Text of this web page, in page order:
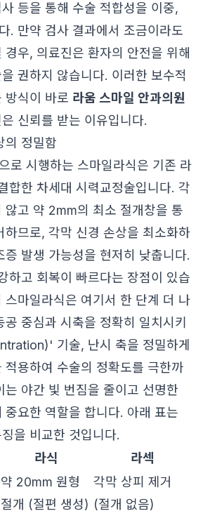
등을 통해 수술 적합성을 이중,
. 만약 검사 결과에서 조금이라도
우, 의료진은 환자의 안전을 위해
권하지 않습니다. 이러한 보수적
방식이 바로 라움 스마일 안과의원
신뢰를 받는 이유입니다.
의 정밀함
로 시행하는 스마일라식은 기존 라
합한 차세대 시력교정술입니다. 각
않고 약 2mm의 최소 절개창을 통
하므로, 각막 신경 손상을 최소화하
증 발생 가능성을 현저히 낮춥니다.
하고 회복이 빠르다는 장점이 있습
스마일라식은 여기서 한 단계 더 나
중심과 시축을 정확히 일치시키
기술, 난시 축을 정밀하게
적용하여 수술의 정확도를 극한까
는 야간 빛 번짐을 줄이고 선명한
중요한 역할을 합니다. 아래 표는
을 비교한 것입니다.
라식
라섹
약 20mm 원형
절개 (절편 생성)
각막 상피 제거
(절개 없음)